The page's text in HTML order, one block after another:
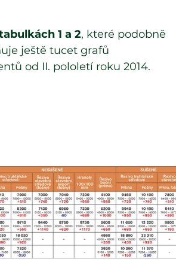
1 a 2, které podobně
ještě tucet grafů
od II. pololetí roku 2014.